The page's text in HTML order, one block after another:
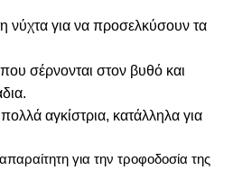
νύχτα για να προσελκύσουν τα
σέρνονται στον βυθό και
αγκίστρια, κατάλληλα για
για την τροφοδοσία της